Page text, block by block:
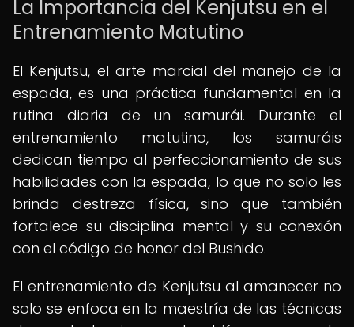
La Importancia del Kenjutsu en el
Entrenamiento Matutino
El Kenjutsu, el arte marcial del manejo de la
espada, es una práctica fundamental en la
rutina diaria de un samurái. Durante el
entrenamiento matutino, los samuráis
dedican tiempo al perfeccionamiento de sus
habilidades con la espada, lo que no solo les
brinda destreza física, sino que también
fortalece su disciplina mental y su conexión
con el código de honor del Bushido.
El entrenamiento de Kenjutsu al amanecer no
solo se enfoca en la maestría de las técnicas